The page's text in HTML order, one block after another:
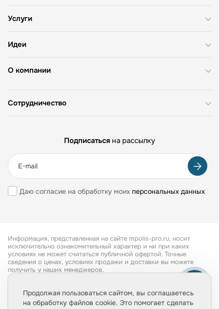
О компании
Услуги
Идеи
Сотрудничество
Подписаться на рассылку
Даю согласие на обработку моих персональных данных
Информация, представленная на сайте mpolis-pro.ru, носит
исключительно ознакомительный характер и ни при каких
условиях не может считаться публичной офертой. Точные
сведения о ценах, условиях продажи и доставки вы можете
получить у наших менеджеров.
Обработка персональных данных
Продолжая пользоваться сайтом, вы соглашаетесь
на обработку файлов cookie. Это помогает сделать